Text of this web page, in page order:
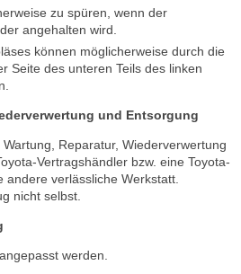
zu spüren, wenn der
angehalten wird.
können möglicherweise durch die
Seite des unteren Teils des linken
und Entsorgung
Reparatur, Wiederverwertung
Vertragshändler bzw. eine Toyota-
verlässliche Werkstatt.
nicht selbst.
werden.